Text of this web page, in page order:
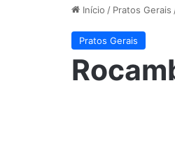
Início / Pratos Gerais
Pratos Gerais